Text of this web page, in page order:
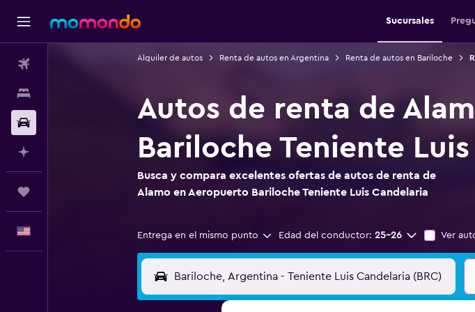
Sucursales
Alquiler de autos Renta de autos en Argentina Renta de autos en Bariloche
Autos de renta de
Bariloche Teniente
Busca y compara excelentes ofertas de autos de renta de
Alamo en Aeropuerto Bariloche Teniente Luis Candelaria
Entrega en el mismo punto Edad del conductor: 25-26 Ver